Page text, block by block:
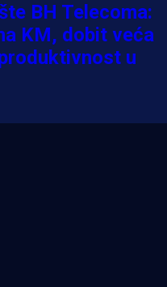
BH Telecoma:
KM, dobit veća
u